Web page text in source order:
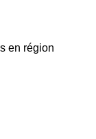
en région